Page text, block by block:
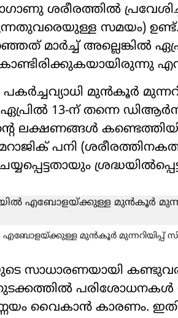
ശരീരത്തിൽ
സമയം)
മാർച്ച് അല്ലെങ്കിൽ
മുൻകൂർ
ഏപ്രിൽ 13-ന് തന്നെ
ലക്ഷണങ്ങൾ
പനി
മുൻകൂർ മുന്നറിയിപ്പ്
സാധാരണയായി
തുടക്കത്തിൽ
വൈകാൻ കാരണം.